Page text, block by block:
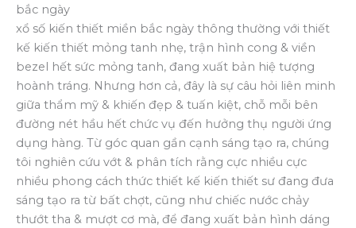
bắc ngày
xổ số kiến thiết miền bắc ngày thông thường với thiết
kế kiến thiết mỏng tanh nhẹ, trận hình cong & viền
bezel hết sức mỏng tanh, đang xuất bản hiệ tượng
hoành tráng. Nhưng hơn cả, đây là sự câu hỏi liên minh
giữa thẩm mỹ & khiến đẹp & tuấn kiệt, chỗ mỗi bên
đường nét hầu hết chức vụ đến hưởng thụ người ứng
dụng hàng. Từ góc quan gần cạnh sáng tạo ra, chúng
tôi nghiên cứu vớt & phân tích rằng cực nhiều cực
nhiều phong cách thức thiết kế kiến thiết sư đang đưa
sáng tạo ra từ bất chợt, cũng như chiếc nước chảy
thướt tha & mượt cơ mà, để đang xuất bản hình dáng